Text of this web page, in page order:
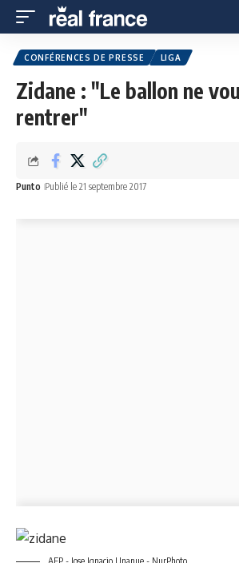
CONFÉRENCES DE PRESSE LIGA
Zidane : "Le ballon ne
rentrer"
Punto Publié le 21 septembre 2017